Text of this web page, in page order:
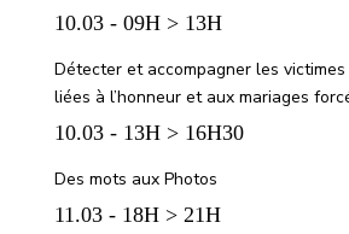
10.03 - 09H > 13H
Détecter et accompagner les
liées à l’honneur et aux mariages
10.03 - 13H > 16H30
Des mots aux Photos
11.03 - 18H > 21H